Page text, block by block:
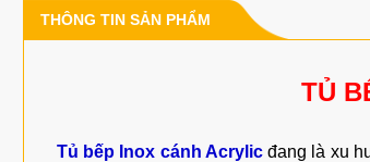
THÔNG TIN SẢN PHẨM
TỦ
Tủ bếp Inox cánh Acrylic đang là xu